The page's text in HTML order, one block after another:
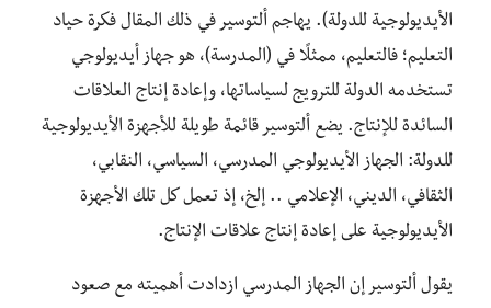
الأيديولوجية للدولة). يهاجم ألتوسير في ذلك المقال فكرة حياد
التعليم؛ فالتعليم، ممثلًا في (المدرسة)، هو جهاز أيديولوجي
تستخدمه الدولة للترويج لسياساتها، وإعادة إنتاج العلاقات
السائدة للإنتاج. يضع ألتوسير قائمة طويلة للأجهزة الأيديولوجية
للدولة: الجهاز الأيديولوجي المدرسي، السياسي، النقابي،
الثقافي، الديني، الإعلامي .. إلخ، إذ تعمل كل تلك الأجهزة
الأيديولوجية على إعادة إنتاج علاقات الإنتاج.
يقول ألتوسير إن الجهاز المدرسي ازدادت أهميته مع صعود